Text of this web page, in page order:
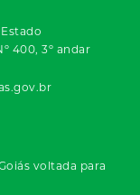
400, 3º andar
voltada para